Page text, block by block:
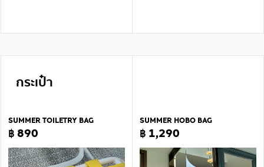
กระเป๋า
SUMMER TOILETRY BAG
฿ 890
SUMMER HOBO BAG
฿ 1,290